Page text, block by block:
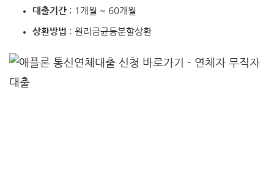
대출기간: 1개월 ~ 60개월
상환방법 : 원리금균등분할상환